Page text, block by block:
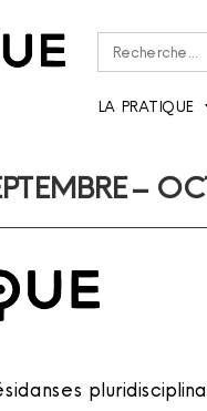
Rechercher :
LA PRATIQUE
–